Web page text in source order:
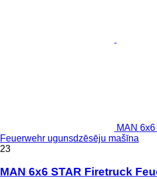
MAN
Feuerwehr ugunsdzēsēju mašīna
23
MAN 6x6 STAR Firetruck